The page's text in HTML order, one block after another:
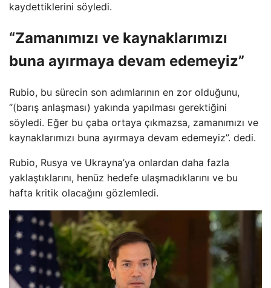
kaydettiklerini söyledi.
“Zamanımızı ve kaynaklarımızı
buna ayırmaya devam edemeyiz”
Rubio, bu sürecin son adımlarının en zor olduğunu,
“(barış anlaşması) yakında yapılması gerektiğini
söyledi. Eğer bu çaba ortaya çıkmazsa, zamanımızı ve
kaynaklarımızı buna ayırmaya devam edemeyiz”. dedi.
Rubio, Rusya ve Ukrayna’ya onlardan daha fazla
yaklaştıklarını, henüz hedefe ulaşmadıklarını ve bu
hafta kritik olacağını gözlemledi.